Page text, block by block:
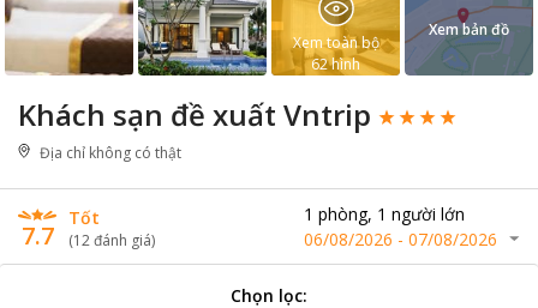
Khách sạn đề xuất Vntrip
Địa chỉ không có thật
7.7
Tốt
(12đánh giá)
1 phòng, 1 người lớn
06/08/2026 - 07/08/2026
Xem toàn bộ
62hình
Xem bản đồ
Chọn lọc: